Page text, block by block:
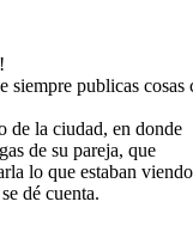
siempre publicas cosas
de la ciudad, en donde
de su pareja, que
lo que estaban
dé cuenta.